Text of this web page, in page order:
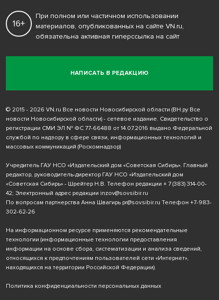
НАПИСАТЬ В РЕДАКЦИЮ
16+
При полном или частичном использовании
материалов, опубликованных на сайте VN.ru,
обязательна активная гиперссылка на сайт
© 2015 - 2026 VN.ru Все новости Новосибирской области (ВН.ру Все
новости Новосибирской области) - сетевое издание. Свидетельство о
регистрации СМИ ЭЛ № ФС 77-66488 от 14.07.2016 выдано Федеральной
службой по надзору в сфере связи, информационных технологий и
массовых коммуникаций (Роскомнадзор)
Учредитель ГАУ НСО «Издательский дом «Советская Сибирь». Главный
редактор, руководитель-директор ГАУ НСО «Издательский дом
«Советская Сибирь» - Шрейтер Н.В. Телефон редакции + 7 (383) 314-00-
42; Электронный адрес редакции inzov@sovsibir.ru
По вопросам партнерства Анна Швагирь pr@sovsibir.ru Телефон +7-983-
302-62-26
На информационном ресурсе применяются рекомендательные
технологии (информационные технологии предоставления
информации на основе сбора, систематизации и анализа сведений,
относящихся к предпочтениям пользователей сети «Интернет»,
находящихся на территории Российской Федерации).
Политика конфиденциальности персональных данных